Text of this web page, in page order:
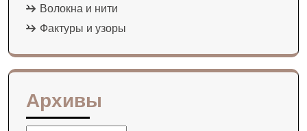
Волокна и нити
Фактуры и узоры
Архивы